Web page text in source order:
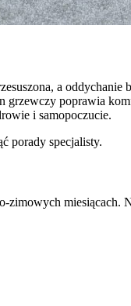
a oddychanie
grzewczy poprawia
i samopoczucie.
porady specjalisty.
zimowych miesiącach.